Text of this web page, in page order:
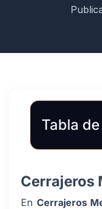
Tabla
Cerrajeros
En Cerrajeros